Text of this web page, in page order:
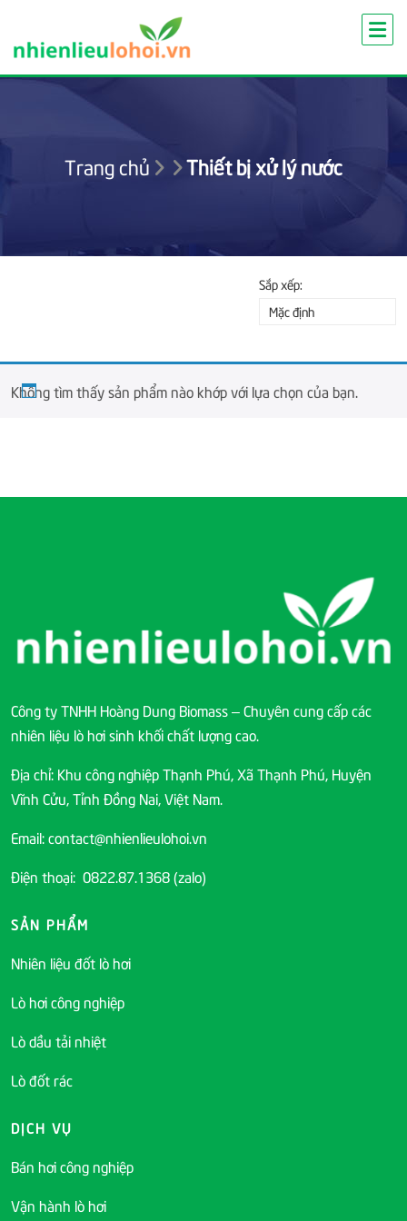
content
Trang chủ Thiết bị xử lý nước
Sắp xếp:
Mặc định
Không tìm thấy sản phẩm nào khớp với lựa chọn của bạn.
Công ty TNHH Hoàng Dung Biomass – Chuyên cung cấp các
nhiên liệu lò hơi sinh khối chất lượng cao.
Địa chỉ: Khu công nghiệp Thạnh Phú, Xã Thạnh Phú, Huyện
Vĩnh Cửu, Tỉnh Đồng Nai, Việt Nam.
Email: contact@nhienlieulohoi.vn
Điện thoại: 0822.87.1368 (zalo)
SẢN PHẨM
Nhiên liệu đốt lò hơi
Lò hơi công nghiệp
Lò dầu tải nhiệt
Lò đốt rác
DỊCH VỤ
Bán hơi công nghiệp
Vận hành lò hơi